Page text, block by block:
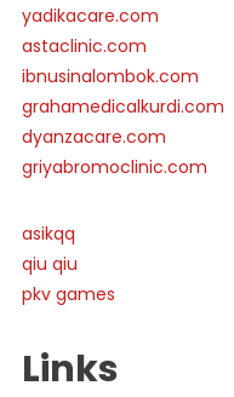
yadikacare.com
astaclinic.com
ibnusinalombok.com
grahamedicalkurdi.com
dyanzacare.com
griyabromoclinic.com
asikqq
qiu qiu
pkv games
Links